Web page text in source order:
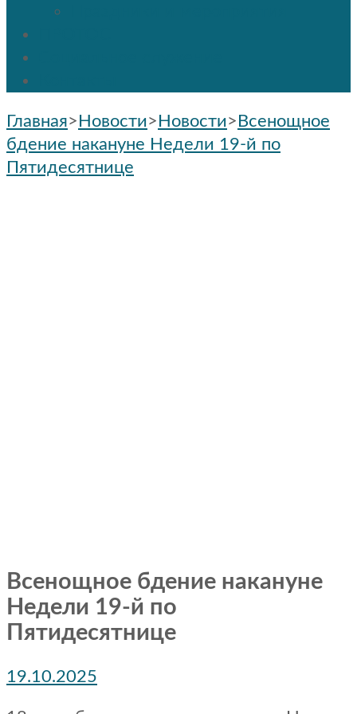
Главная> Новости> Новости> Всенощное
бдение накануне Недели 19-й по
Пятидесятнице
Всенощное бдение накануне
Недели 19-й по
Пятидесятнице
19.10.2025